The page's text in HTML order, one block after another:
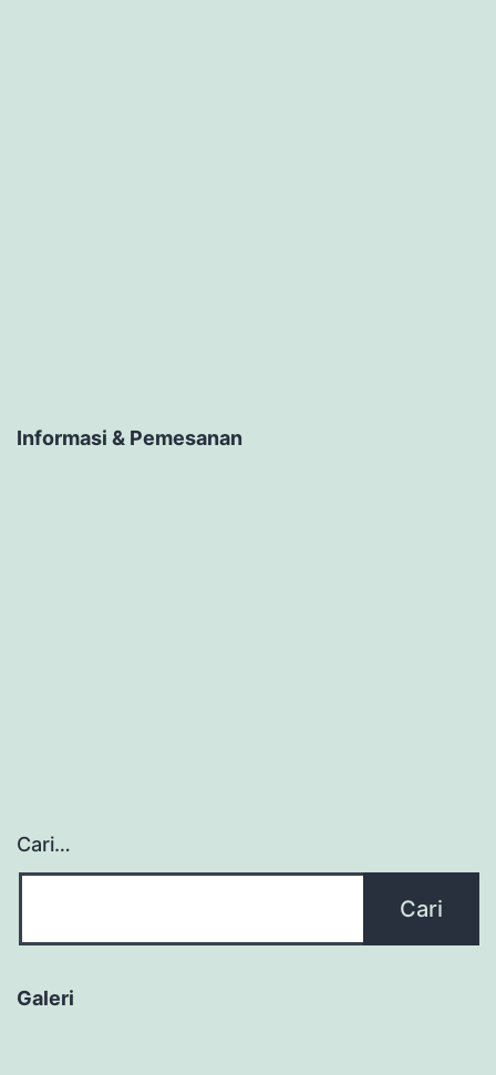
Informasi & Pemesanan
Cari…
Galeri